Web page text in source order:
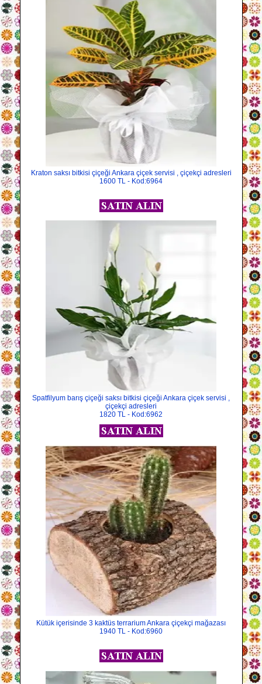
Kraton saksı bitkisi çiçeği Ankara çiçek servisi , çiçekçi adresleri
1600 TL - Kod:6964
Spatfilyum barış çiçeği saksı bitkisi çiçeği Ankara çiçek servisi ,
çiçekçi adresleri
1820 TL - Kod:6962
Kütük içerisinde 3 kaktüs terrarium Ankara çiçekçi mağazası
1940 TL - Kod:6960